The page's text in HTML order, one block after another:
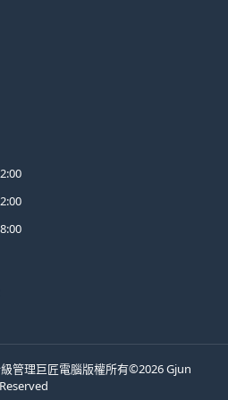
管理巨匠電腦版權所有©2026 Gjun